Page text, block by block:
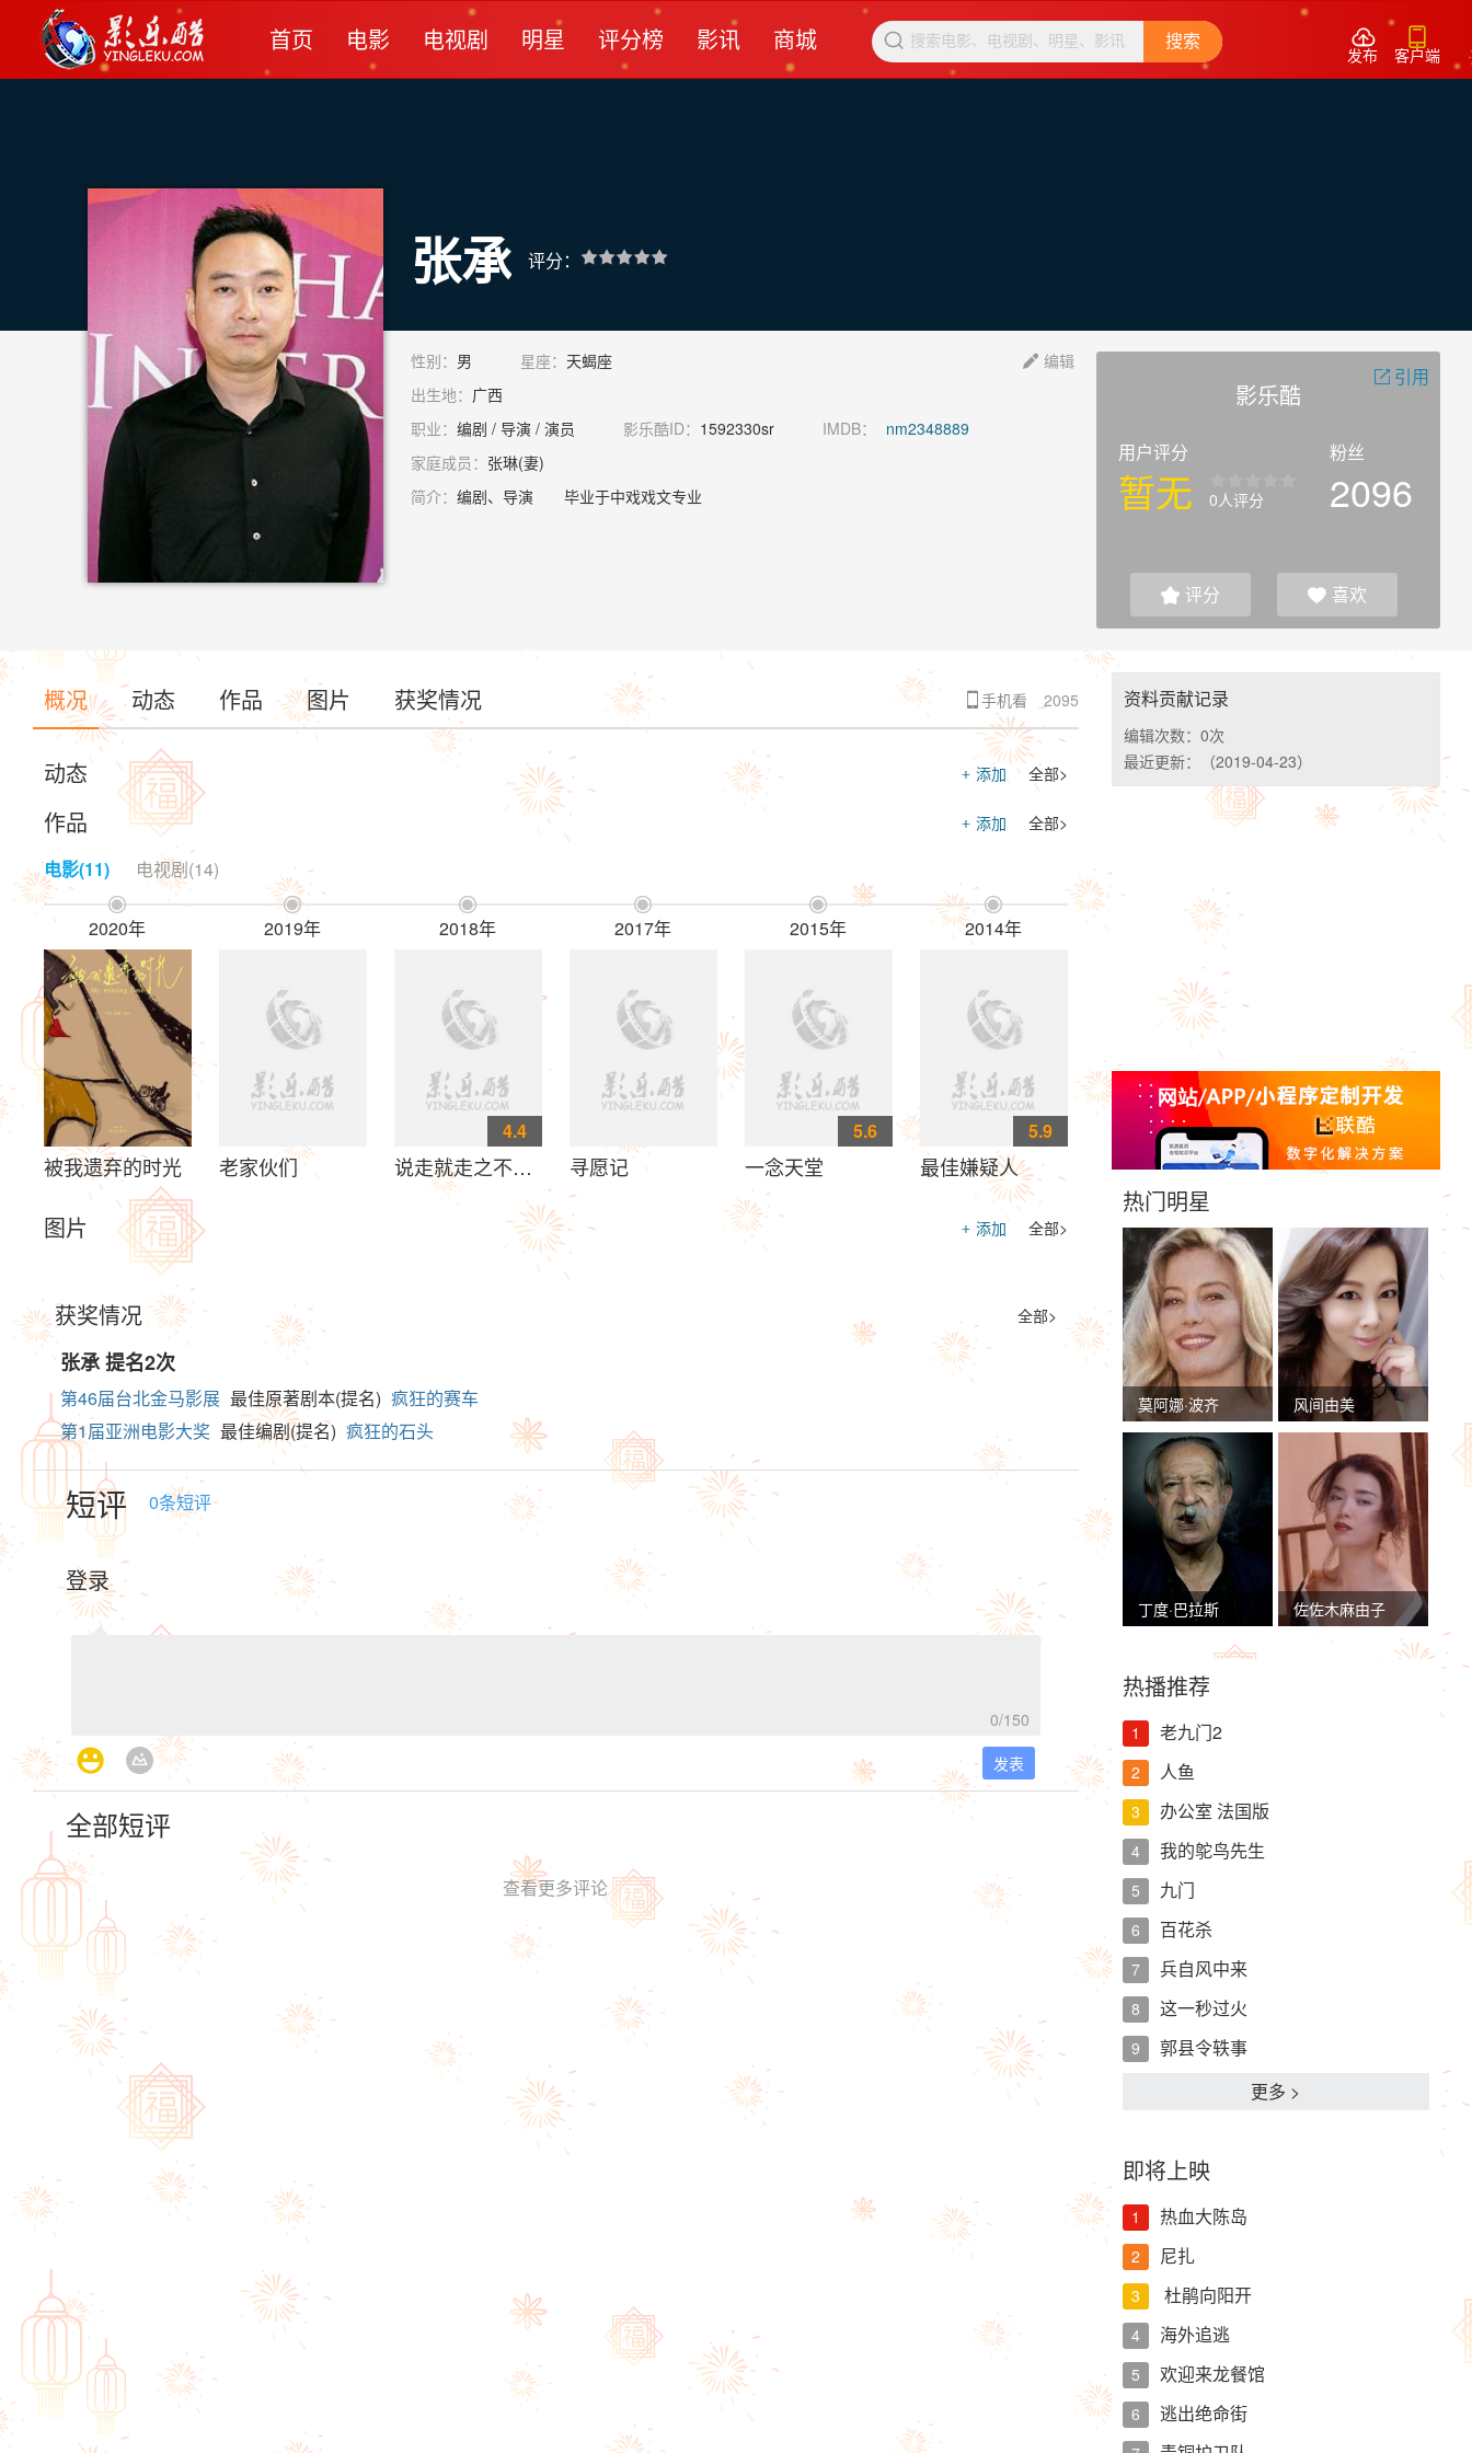
首页 电影 电视剧 明星 评分榜 影讯 商城  搜索 
发布

客户端
张承 评分：
性别： 男 星座： 天蝎座  编辑
出生地： 广西
职业： 编剧 / 导演 / 演员 影乐酷ID： 1592330sr IMDB：
nm2348889
家庭成员： 张琳(妻)
简介： 编剧、导演 毕业于中戏戏文专业
影乐酷
 引用
用户评分
暂无 0人评分
粉丝
2096
 评分  喜欢
2095
手机看
概况 动态 作品 图片 获奖情况
全部>
+ 添加
动态
全部>
+ 添加
作品
电影(11) 电视剧(14)

2020年
被我遗弃的时光

2019年
老家伙们

2018年
4.4
说走就走之不说再见

2017年
寻愿记

2015年
5.6
一念天堂

2014年
5.9
最佳嫌疑人
全部>
+ 添加
图片
全部>
获奖情况
张承提名2次
第46届台北金马影展 最佳原著剧本(提名) 疯狂的赛车
第1届亚洲电影大奖 最佳编剧(提名) 疯狂的石头
短评 0条短评
登录
0/150
发表
全部短评
查看更多评论
资料贡献记录
编辑次数： 0次
最近更新：
（2019-04-23）
热门明星
莫阿娜·波齐 风间由美
丁度·巴拉斯 佐佐木麻由子
热播推荐
1 老九门2
2 人鱼
3 办公室 法国版
4 我的鸵鸟先生
5 九门
6 百花杀
7 兵自风中来
8 这一秒过火
9
郭县令轶事
更多 >
即将上映
1 热血大陈岛
2 尼扎
3 杜鹃向阳开
4 海外追逃
5 欢迎来龙餐馆
6 逃出绝命街